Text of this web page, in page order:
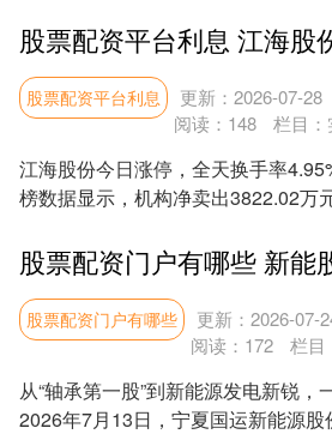
股票配资平台利息 更新：2026-07-28
阅读： 148 栏目：
江海股份今日涨停，全天换手率
榜数据显示，机构净卖出3822.02万
股票配资门户有哪些 更新：2026-07-
阅读： 172 栏目
从“轴承第一股”到新能源发电新锐，
2026年7月13日，宁夏国运新能源股